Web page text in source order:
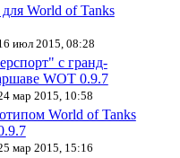
World of Tanks
июл 2015, 08:28
с гранд-
WOT 0.9.7
мар 2015, 10:58
World of Tanks
мар 2015, 15:16